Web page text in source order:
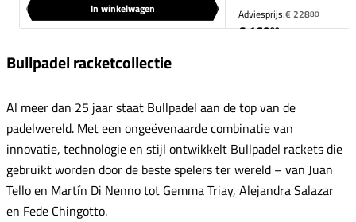
In winkelwagen Adviesprijs:€ 22880
€ 16980
Bullpadel racketcollectie
Al meer dan 25 jaar staat Bullpadel aan de top van de
padelwereld. Met een ongeëvenaarde combinatie van
innovatie, technologie en stijl ontwikkelt Bullpadel rackets die
gebruikt worden door de beste spelers ter wereld – van Juan
Tello en Martín Di Nenno tot Gemma Triay, Alejandra Salazar
en Fede Chingotto.